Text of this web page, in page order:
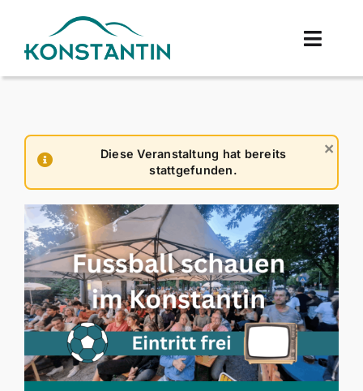
springen
Toggle
Events
Diese Veranstaltung hat bereits
stattgefunden.
×